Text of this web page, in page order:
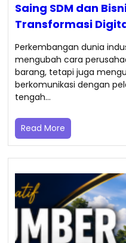
Saing SDM dan
Transformasi
Perkembangan dunia
mengubah cara
barang, tetapi juga
berkomunikasi dengan
tengah…
Read More